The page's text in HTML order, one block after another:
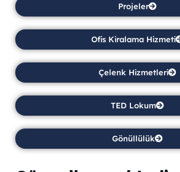
Projeler
Ofis Kiralama Hizmeti
Çelenk Hizmetleri
TED Lokum
Gönüllülük